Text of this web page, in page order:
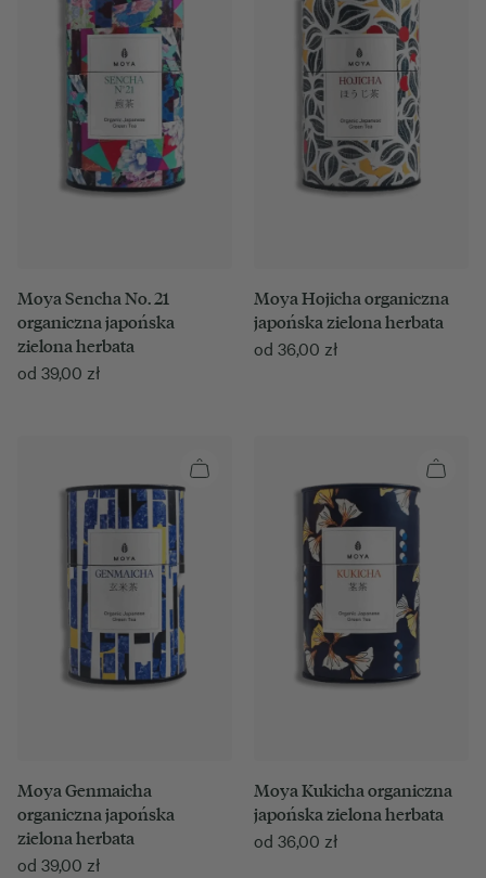
Moya Sencha No. 21
organiczna japońska
zielona herbata
od 39,00 zł
Moya Hojicha organiczna
japońska zielona herbata
od 36,00 zł
Moya Genmaicha
organiczna japońska
zielona herbata
od 39,00 zł
Moya Kukicha organiczna
japońska zielona herbata
od 36,00 zł